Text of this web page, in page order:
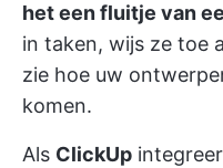
het een fluitje van
in taken, wijs ze toe
zie hoe uw
komen.
Als ClickUp